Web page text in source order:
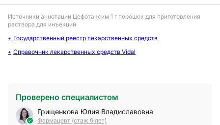
Источники аннотации Цефотаксим 1 г порошок для приготовления
раствора для инъекций
Государственный реестр лекарственных средств
Справочник лекарственных средств Vidal
Проверено специалистом
Грищенкова Юлия Владиславовна
Фармацевт (стаж 9 лет)